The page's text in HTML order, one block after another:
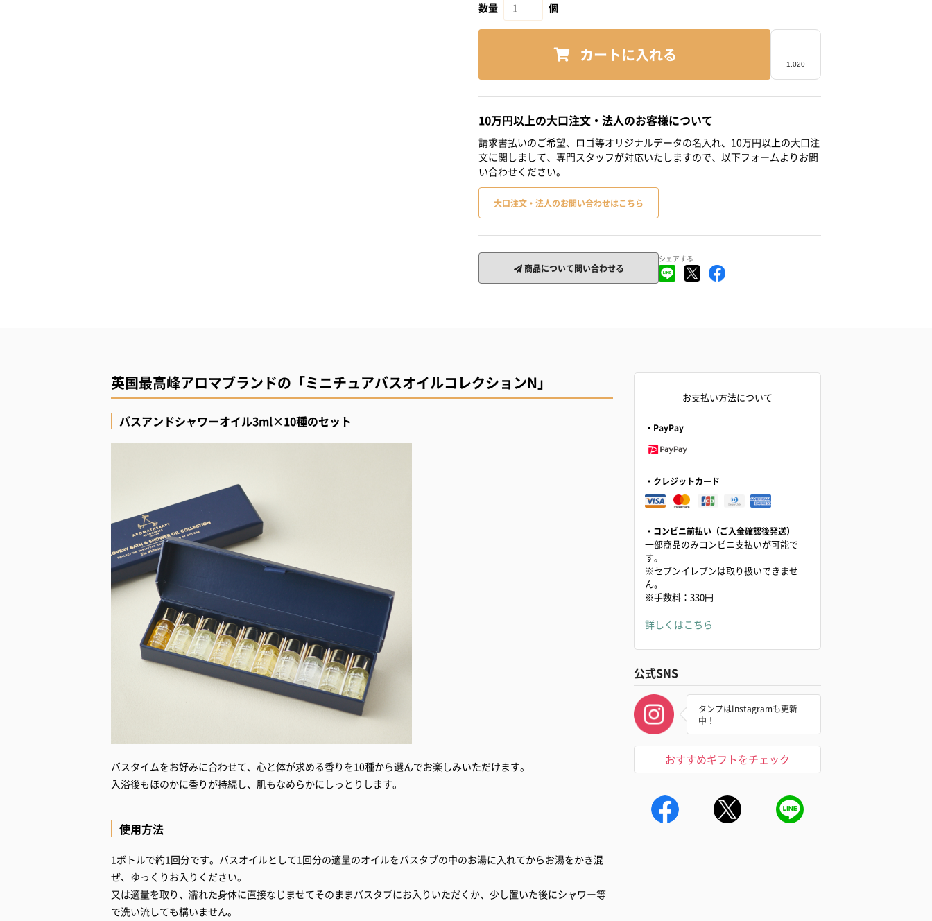
数量 個
カートに入れる
10万円以上の大口注文・法人のお客様について
請求書払いのご希望、ロゴ等オリジナルデータの名入れ、10万円以上の大口注
文に関しまして、専門スタッフが対応いたしますので、以下フォームよりお問
い合わせください。
大口注文・法人のお問い合わせはこちら
商品について問い合わせる
シェアする
英国最高峰アロマブランドの「ミニチュアバスオイルコレクションN」
バスアンドシャワーオイル3ml×10種のセット
バスタイムをお好みに合わせて、心と体が求める香りを10種から選んでお楽しみいただけます。
使用方法
1ボトルで約1回分です。バスオイルとして1回分の適量のオイルをバスタブの中のお湯に入れてからお湯をかき混
ぜ、ゆっくりお入りください。
又は適量を取り、濡れた身体に直接なじませてそのままバスタブにお入りいただくか、少し置いた後にシャワー等
で洗い流しても構いません。
お支払い方法について
・PayPay
・クレジットカード
・コンビニ前払い（ご入金確認後発送）
一部商品のみコンビニ支払いが可能で
す。
※セブンイレブンは取り扱いできませ
ん。
※手数料：330円
詳しくはこちら
公式SNS
タンプはInstagramも更新
中！
おすすめギフトをチェック